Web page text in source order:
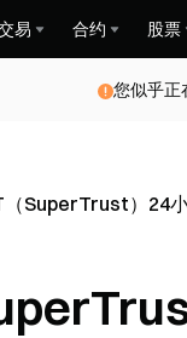
易 合约 股票
您似乎正
（SuperTrust）24